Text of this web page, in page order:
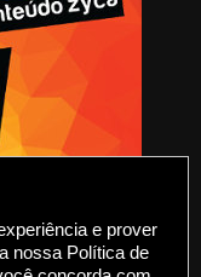
e prover
nossa Política de